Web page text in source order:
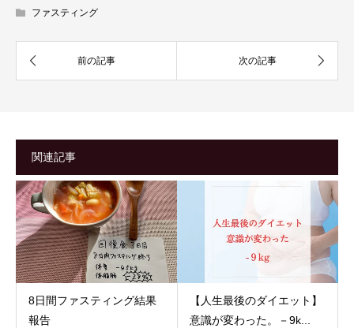
ファスティング
関連記事
8日間ファスティング結果
報告
【人生最後のダイエット】
意識が変わった。－9k...